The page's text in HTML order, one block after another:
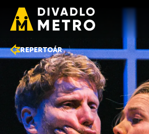
PROGRAM
REPERTOÁR
LIDÉ
REPERTOÁR